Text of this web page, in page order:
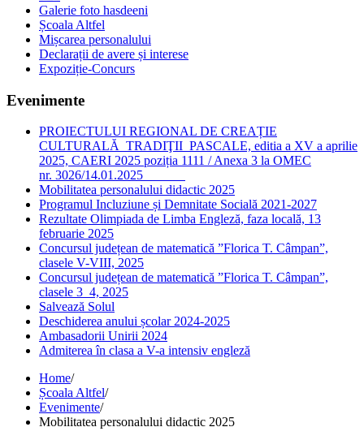
Galerie foto hasdeeni
Școala Altfel
Mișcarea personalului
Declarații de avere și interese
Expoziție-Concurs
Evenimente
PROIECTULUI REGIONAL DE CREAȚIE
CULTURALĂ TRADIŢII PASCALE, editia a XV a aprilie
2025, CAERI 2025 poziția 1111 / Anexa 3 la OMEC
nr. 3026/14.01.2025
Mobilitatea personalului didactic 2025
Programul Incluziune și Demnitate Socială 2021-2027
Rezultate Olimpiada de Limba Engleză, faza locală, 13
februarie 2025
Concursul județean de matematică ”Florica T. Câmpan”,
clasele V-VIII, 2025
Concursul județean de matematică ”Florica T. Câmpan”,
clasele 3_4, 2025
Salvează Solul
Deschiderea anului școlar 2024-2025
Ambasadorii Unirii 2024
Admiterea în clasa a V-a intensiv engleză
Home/
Școala Altfel/
Evenimente/
Mobilitatea personalului didactic 2025